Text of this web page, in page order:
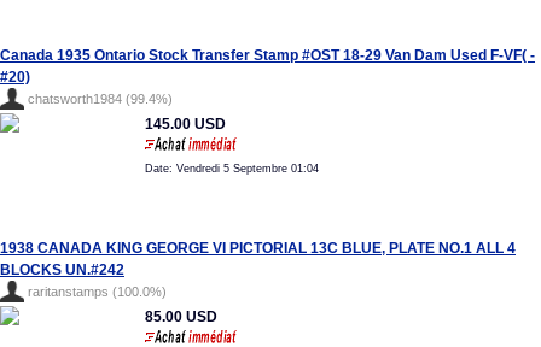
Canada 1935 Ontario Stock Transfer Stamp #OST 18-29 Van Dam Used F-VF( -
#20)
chatsworth1984 (99.4%)
145.00 USD
Date: Vendredi 5 Septembre 01:04
1938 CANADA KING GEORGE VI PICTORIAL 13C BLUE, PLATE NO.1 ALL 4
BLOCKS UN.#242
raritanstamps (100.0%)
85.00 USD